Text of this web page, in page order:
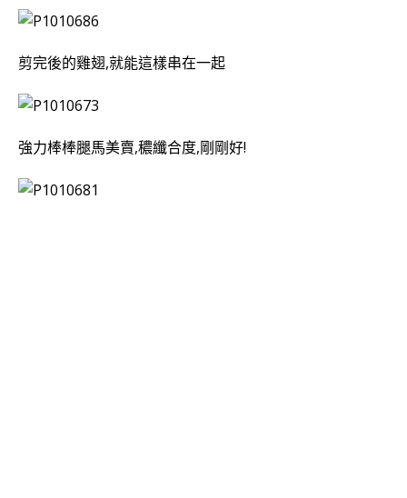
剪完後的雞翅,就能這樣串在一起
強力棒棒腿馬美賣,穠纖合度,剛剛好!